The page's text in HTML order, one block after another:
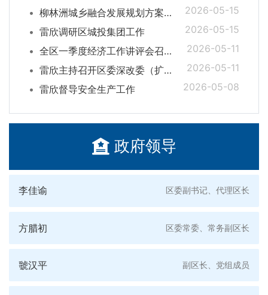
政府领导
李佳谕 区委副书记、代理区长
方腊初 区委常委、常务副区长
虢汉平 副区长、党组成员
柳林洲城乡融合发展规划方案汇报会暨工作调度会召开
2026-05-15
雷欣调研区城投集团工作
2026-05-15
全区一季度经济工作讲评会召开
2026-05-11
雷欣主持召开区委深改委（扩大）会议
2026-05-11
雷欣督导安全生产工作
2026-05-08